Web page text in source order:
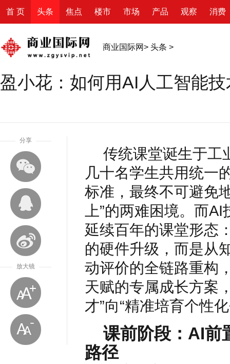
首 页 头条 焦点 楼市 市场 产品 观察 消费
商业国际网> 头条 >
盈小花：如何用AI人工智能
分享
放大镜
传统课堂诞生于工
几十名学生共用统一
标准，最终不可避免
上”的两难困境。而
延续百年的课堂形态
的硬件升级，而是从
动评价的全链路重构
天赋的专属成长方案
才”向“精准培育个性
课前阶段：AI前
路径